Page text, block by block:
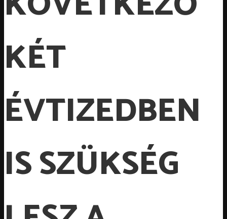
KÉT
ÉVTIZEDBEN
IS SZÜKSÉG